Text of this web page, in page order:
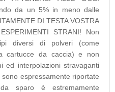
da un 5% in meno dalle
DI TESTA VOSTRA
STRANI! Non
diversi di polveri (come
cartucce da caccia) e non
ed interpolazioni stravaganti
espressamente riportate
sparo è estremamente